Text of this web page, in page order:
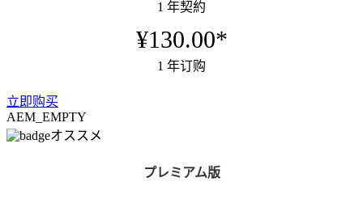
1 年契約
¥130.00*
1 年订购
立即购买
AEM_EMPTY
オススメ
プレミアム版